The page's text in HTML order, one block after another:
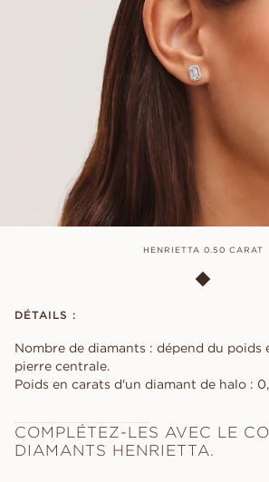
HENRIETTA 0.50 CARAT
DÉTAILS :
Nombre de diamants : dépend du poids
pierre centrale.
Poids en carats d'un diamant de halo :
COMPLÉTEZ-LES AVEC LE
DIAMANTS HENRIETTA.